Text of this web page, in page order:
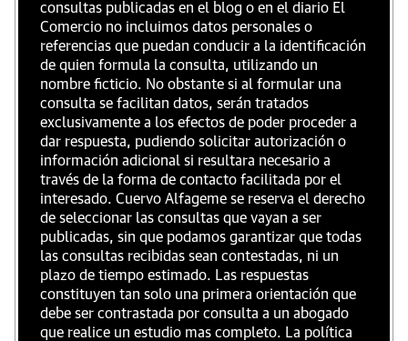
consultas publicadas en el blog o en el diario El
Comercio no incluimos datos personales o
referencias que puedan conducir a la identificación
de quien formula la consulta, utilizando un
nombre ficticio. No obstante si al formular una
consulta se facilitan datos, serán tratados
exclusivamente a los efectos de poder proceder a
dar respuesta, pudiendo solicitar autorización o
información adicional si resultara necesario a
través de la forma de contacto facilitada por el
interesado. Cuervo Alfageme se reserva el derecho
de seleccionar las consultas que vayan a ser
publicadas, sin que podamos garantizar que todas
las consultas recibidas sean contestadas, ni un
plazo de tiempo estimado. Las respuestas
constituyen tan solo una primera orientación que
debe ser contrastada por consulta a un abogado
que realice un estudio mas completo. La política